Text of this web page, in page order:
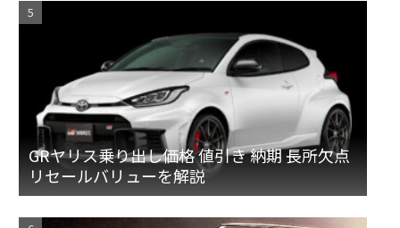
GRヤリス乗り出し価格 値引き 納期 長所欠点
リセールバリューを解説